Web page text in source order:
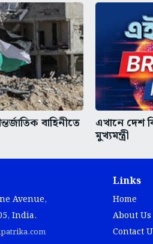
বাহিনীতে এখানে দেশ
মুখ্যমন্ত্রী
Avenue,
India.
Links
Home
About Us
Contact